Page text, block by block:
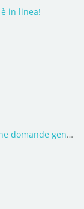
in linea!
Vivere da pensionato alle mauritius.. e alcune domande generiche.